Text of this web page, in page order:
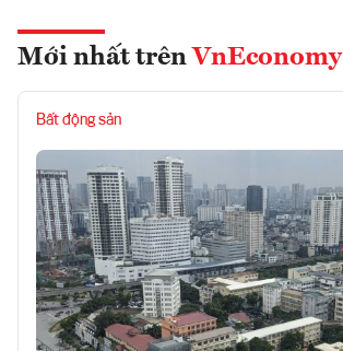
Mới nhất trên VnEconomy
Bất động sản